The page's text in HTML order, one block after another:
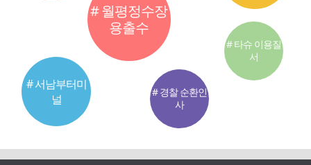
# 월평정수장
용출수
# 서남부터미
널
# 경찰 순환인
사
# 타슈 이용질
서